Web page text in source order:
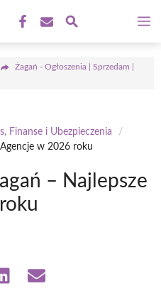
Żagań - Ogłoszenia | Sprzedam |
Finanse i Ubezpieczenia
/
w 2026 roku
– Najlepsze
Share Share